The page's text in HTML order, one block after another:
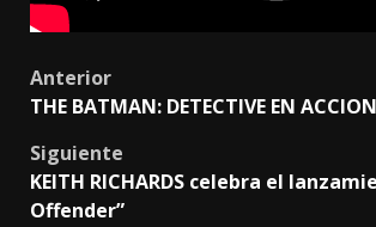
Post
Anterior
THE BATMAN: DETECTIVE EN ACCION
Siguiente
KEITH RICHARDS celebra el
Offender”